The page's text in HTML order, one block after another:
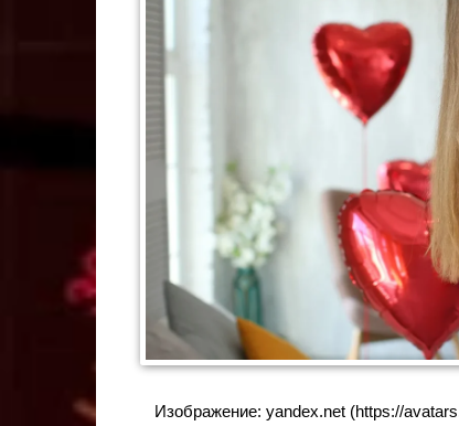
Изображение: yandex.net (https://